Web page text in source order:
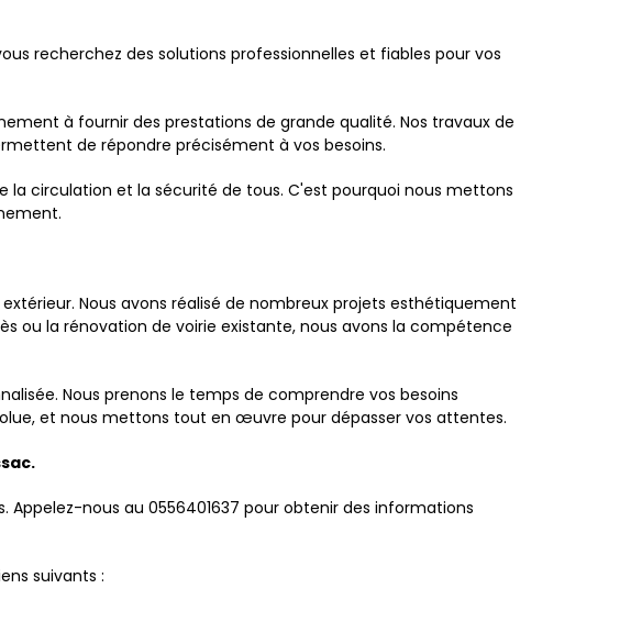
vous recherchez des solutions professionnelles et fiables pour vos
à fournir des prestations de grande qualité. Nos travaux de
de répondre précisément à vos besoins.
circulation et la sécurité de tous. C'est pourquoi nous mettons
Nous avons réalisé de nombreux projets esthétiquement
ou la rénovation de voirie existante, nous avons la compétence
Nous prenons le temps de comprendre vos besoins
et nous mettons tout en œuvre pour dépasser vos attentes.
nous au 0556401637 pour obtenir des informations
suivants :